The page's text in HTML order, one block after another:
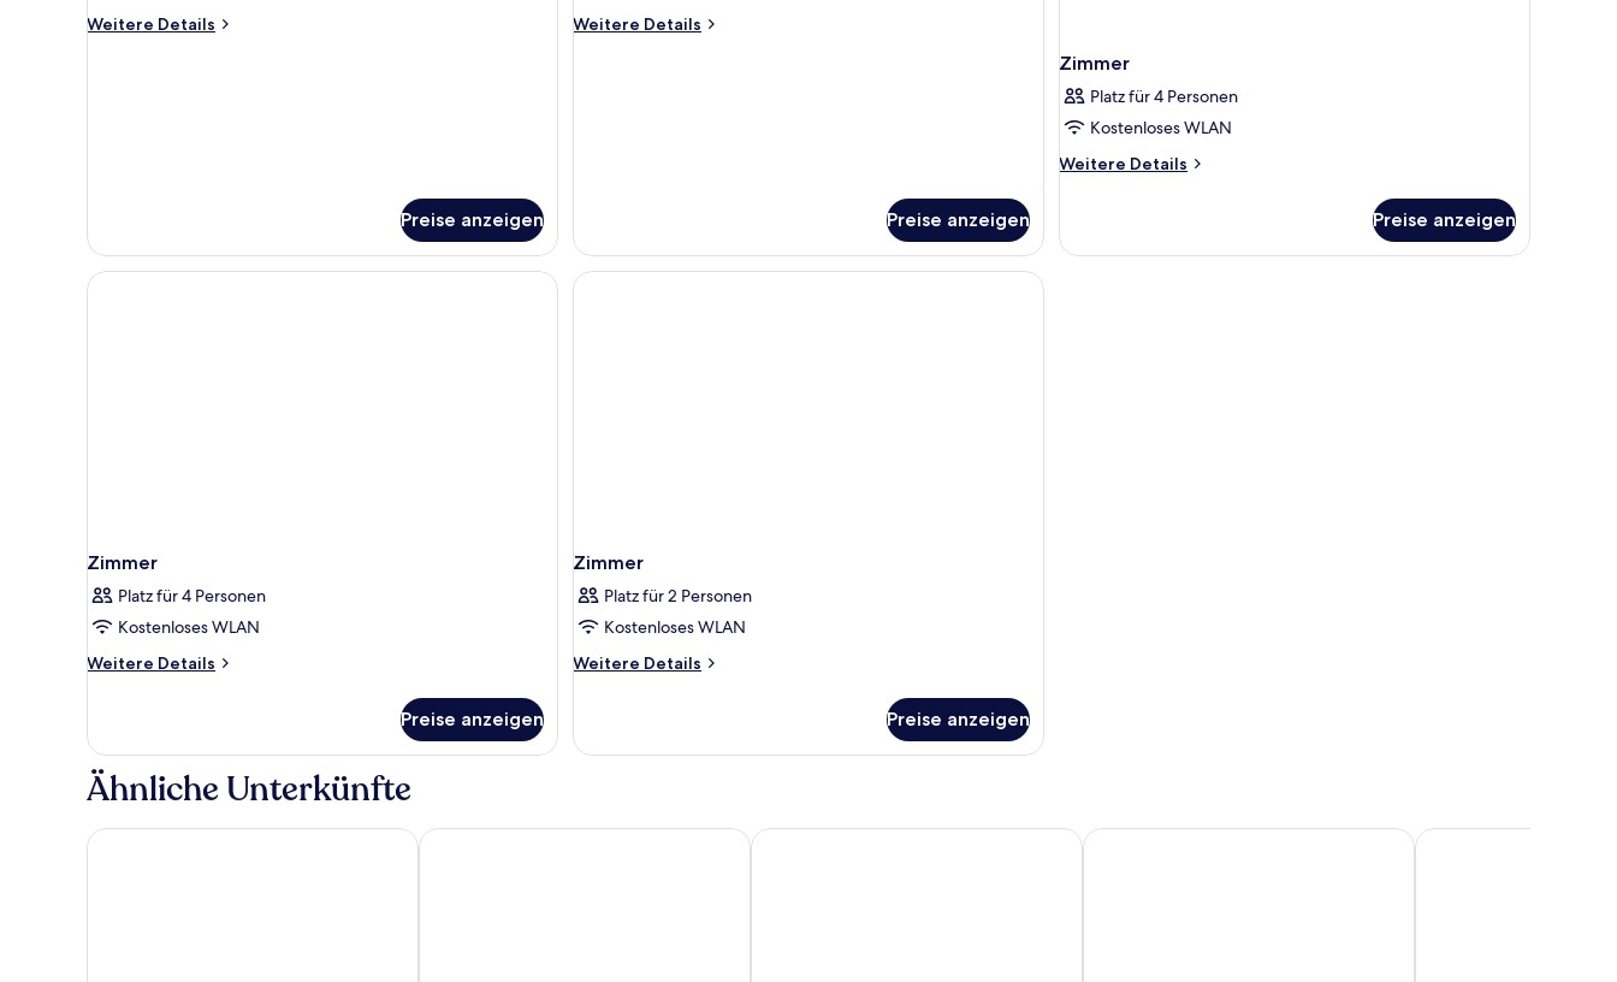
Weitere Details
Weitere
Preise anzeigen
Weitere Details
Weitere
Preise anzeigen
Zimmer
Platz für 4 Personen
Kostenloses WLAN
Weitere Details
Weitere
Preise anzeigen
Zimmer
Platz für 4 Personen
Kostenloses WLAN
Weitere Details
Weitere
Preise anzeigen
Zimmer
Platz für 2 Personen
Kostenloses WLAN
Weitere Details
Weitere
Preise anzeigen
Ähnliche Unterkünfte
Riva Beach Resort Mandrem Beach Resort, a member of Radisson Individuals Retreat
Le Méridien Goa, Calangute Lemon Tree Hotel Anjuna Goa The Evren, Vagator -